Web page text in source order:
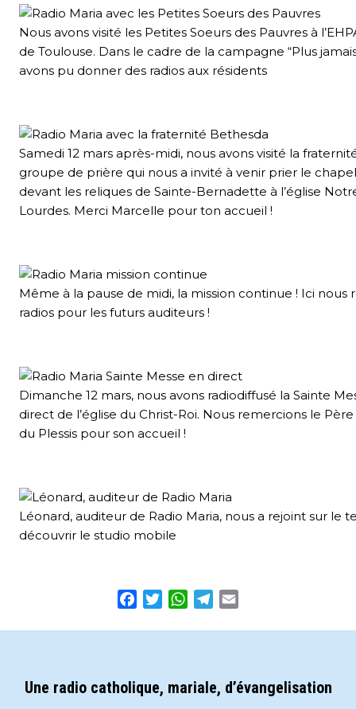
Nous avons visité les Petites Soeurs des Pauvres à
de Toulouse. Dans le cadre de la campagne “Plus
avons pu donner des radios aux résidents
Samedi 12 mars après-midi, nous avons visité la
groupe de prière qui nous a invité à venir prier le
devant les reliques de Sainte-Bernadette à l’église
Lourdes. Merci Marcelle pour ton accueil !
Même à la pause de midi, la mission continue ! Ici nous
radios pour les futurs auditeurs !
Dimanche 12 mars, nous avons radiodiffusé la Sainte
direct de l’église du Christ-Roi. Nous remercions le
du Plessis pour son accueil !
Léonard, auditeur de Radio Maria, nous a rejoint sur le
découvrir le studio mobile
Facebook
TwitterWhatsApp
Telegram
Une radio catholique, mariale, d’évangelisation